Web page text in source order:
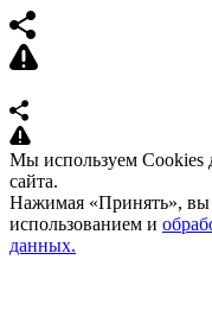
Мы используем Cookies
сайта.
Нажимая «Принять», вы
использованием и
данных.